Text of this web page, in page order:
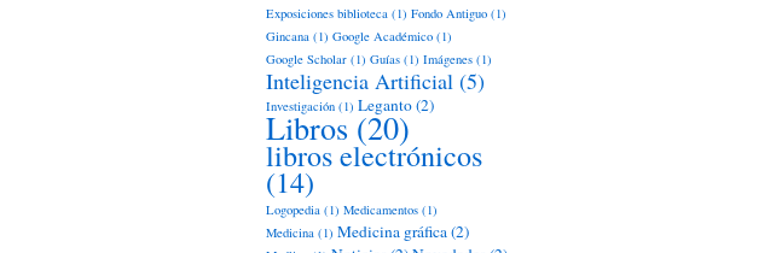
Exposiciones biblioteca (1) Fondo Antiguo (1)
Gincana (1) Google Académico (1)
Google Scholar (1) Guías (1) Imágenes (1)
Inteligencia Artificial (5)
Investigación (1) Leganto(2)
Libros(20)
libros electrónicos
(14)
Logopedia (1) Medicamentos (1)
Medicina (1) Medicina gráfica(2)